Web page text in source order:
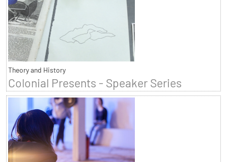
Theory and History
Colonial Presents - Speaker Series